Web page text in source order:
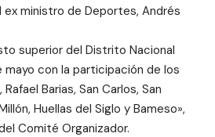
ministro de Deportes, Andrés
superior del Distrito Nacional
mayo con la participación de los
Barias, San Carlos, San
Huellas del Siglo y Bameso»,
Comité Organizador.